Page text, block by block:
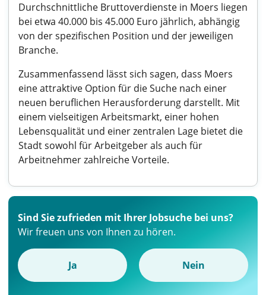
Durchschnittliche Bruttoverdienste in Moers liegen
bei etwa 40.000 bis 45.000 Euro jährlich, abhängig
von der spezifischen Position und der jeweiligen
Branche.
Zusammenfassend lässt sich sagen, dass Moers
eine attraktive Option für die Suche nach einer
neuen beruflichen Herausforderung darstellt. Mit
einem vielseitigen Arbeitsmarkt, einer hohen
Lebensqualität und einer zentralen Lage bietet die
Stadt sowohl für Arbeitgeber als auch für
Arbeitnehmer zahlreiche Vorteile.
Sind Sie zufrieden mit Ihrer Jobsuche bei uns?
Wir freuen uns von Ihnen zu hören.
Ja Nein